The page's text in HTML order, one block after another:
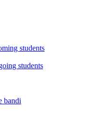
students
students
bandi